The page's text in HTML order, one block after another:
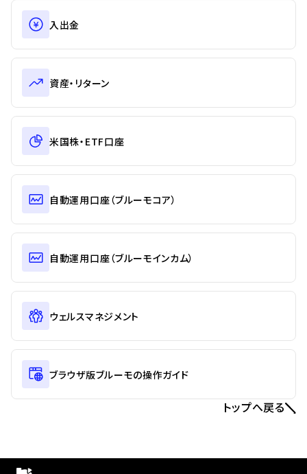
入出金
資産・リターン
米国株・ETF口座
自動運用口座（ブルーモコア）
自動運用口座（ブルーモインカム）
ウェルスマネジメント
ブラウザ版ブルーモの操作ガイド
トップへ戻る